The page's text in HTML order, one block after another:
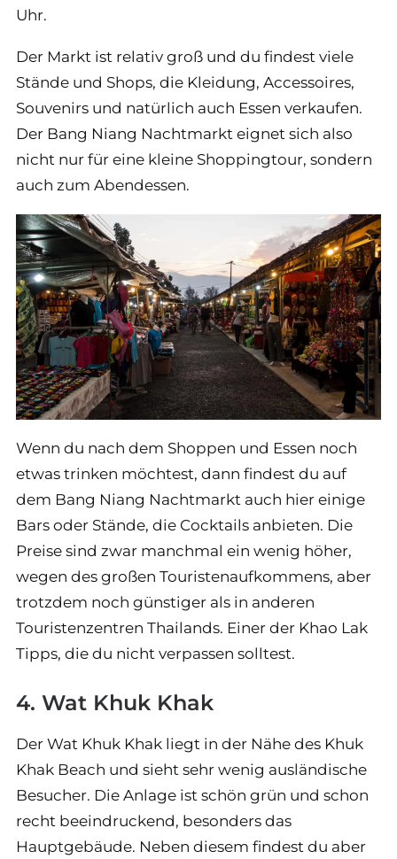
Uhr.
Der Markt ist relativ groß und du findest viele
Stände und Shops, die Kleidung, Accessoires,
Souvenirs und natürlich auch Essen verkaufen.
Der Bang Niang Nachtmarkt eignet sich also
nicht nur für eine kleine Shoppingtour, sondern
auch zum Abendessen.
Wenn du nach dem Shoppen und Essen noch
etwas trinken möchtest, dann findest du auf
dem Bang Niang Nachtmarkt auch hier einige
Bars oder Stände, die Cocktails anbieten. Die
Preise sind zwar manchmal ein wenig höher,
wegen des großen Touristenaufkommens, aber
trotzdem noch günstiger als in anderen
Touristenzentren Thailands. Einer der Khao Lak
Tipps, die du nicht verpassen solltest.
4. Wat Khuk Khak
Der Wat Khuk Khak liegt in der Nähe des Khuk
Khak Beach und sieht sehr wenig ausländische
Besucher. Die Anlage ist schön grün und schon
recht beeindruckend, besonders das
Hauptgebäude. Neben diesem findest du aber